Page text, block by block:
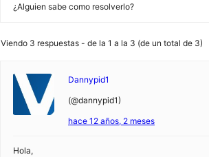
¿Alguien sabe como resolverlo?
Viendo 3 respuestas - de la 1 a la 3 (de un total de 3)
Dannypid1
(@dannypid1)
hace 12 años, 2 meses
Hola,